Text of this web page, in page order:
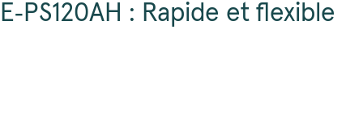
E‑PS120AH : Rapide et flexible